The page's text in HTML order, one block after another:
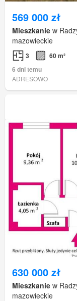
569 000 zł
Mieszkanie w
mazowieckie
3
60 m²
6 dni temu
ADRESOWO
630 000 zł
Mieszkanie w
mazowieckie